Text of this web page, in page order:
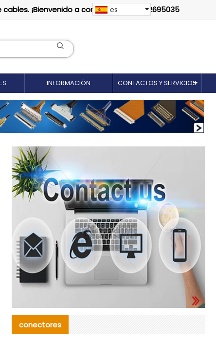
¡Bienvenido a contactarnos: 18012695035
es
INFORMACIÓN CONTACTOS Y SERVICIOS
conectores